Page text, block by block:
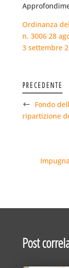
Ordinanza
n. 3006 28
3 settembre
PRECEDENTE
Fondo
ripartizione
Post